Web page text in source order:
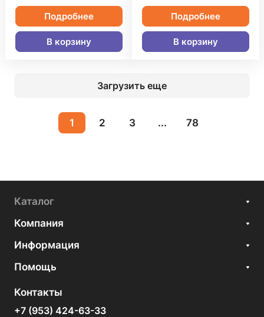
Подробнее
В корзину
Подробнее
В корзину
Загрузить еще
1 2 3 ... 78
Каталог
Компания
Информация
Помощь
Контакты
+7 (953) 424-63-33